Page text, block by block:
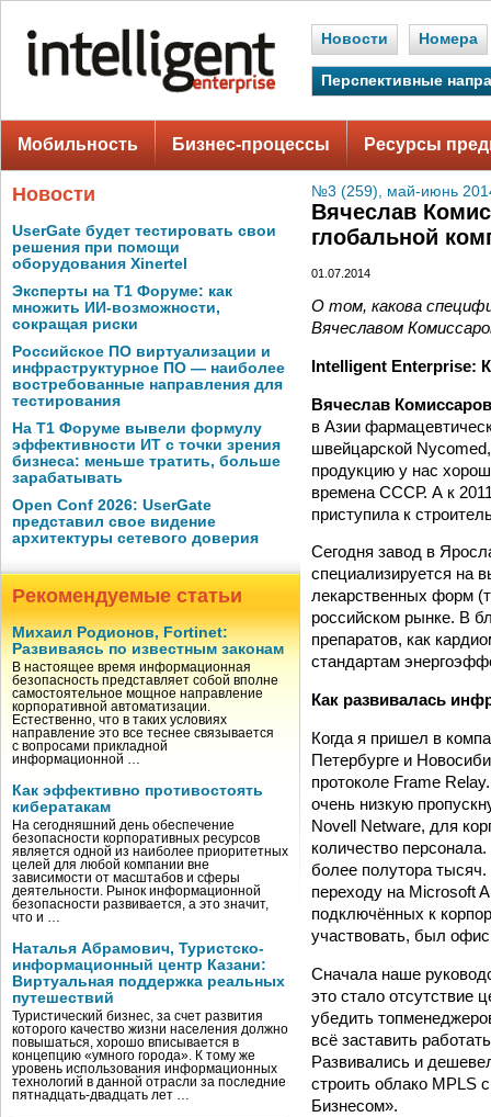
Новости Номера
Перспективные
Мобильность Бизнес-процессы Ресурсы
Новости
UserGate будет тестировать свои
решения при помощи
оборудования Xinertel
Эксперты на Т1 Форуме: как
множить ИИ-возможности,
сокращая риски
Российское ПО виртуализации и
инфраструктурное ПО — наиболее
востребованные направления для
тестирования
На Т1 Форуме вывели формулу
эффективности ИТ с точки зрения
бизнеса: меньше тратить, больше
зарабатывать
Open Conf 2026: UserGate
представил свое видение
архитектуры сетевого доверия
Рекомендуемые статьи
Михаил Родионов, Fortinet:
Развиваясь по известным законам
В настоящее время информационная
безопасность представляет собой вполне
самостоятельное мощное направление
корпоративной автоматизации.
Естественно, что в таких условиях
направление это все теснее связывается
с вопросами прикладной
информационной …
Как эффективно противостоять
кибератакам
На сегодняшний день обеспечение
безопасности корпоративных ресурсов
является одной из наиболее приоритетных
целей для любой компании вне
зависимости от масштабов и сферы
деятельности. Рынок информационной
безопасности развивается, а это значит,
что и …
Наталья Абрамович, Туристско-
информационный центр Казани:
Виртуальная поддержка реальных
путешествий
Туристический бизнес, за счет развития
которого качество жизни населения должно
повышаться, хорошо вписывается в
концепцию «умного города». К тому же
уровень использования информационных
технологий в данной отрасли за последние
пятнадцать-двадцать лет …
№3 (259), май-июнь
Вячеслав
глобальной
01.07.2014
О том, какова
Вячеславом
Intelligent Enterprise:
Вячеслав
в Азии
швейцарской
продукцию у нас
времена СССР. А к
приступила к
Сегодня завод в
специализируется на
лекарственных форм
российском рынке. В
препаратов, как
стандартам
Как развивалась
Когда я пришел в
Петербурге и
протоколе Frame
очень низкую
Novell Netware, для
количество
более полутора
переходу на Microsoft
подключённых к
участвовать, был
Сначала наше
это стало отсутствие
убедить
всё заставить
Развивались и
строить облако MPLS
Бизнесом».